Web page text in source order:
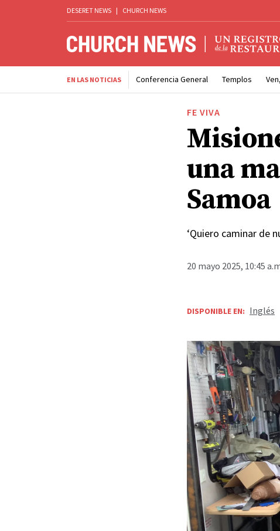
DESERET NEWS | CHURCH NEWS
EN LAS NOTICIAS Conferencia General Templos
FE VIVA
una
Samoa
‘Quiero caminar de
20 mayo 2025, 10:45
DISPONIBLE EN: Inglés